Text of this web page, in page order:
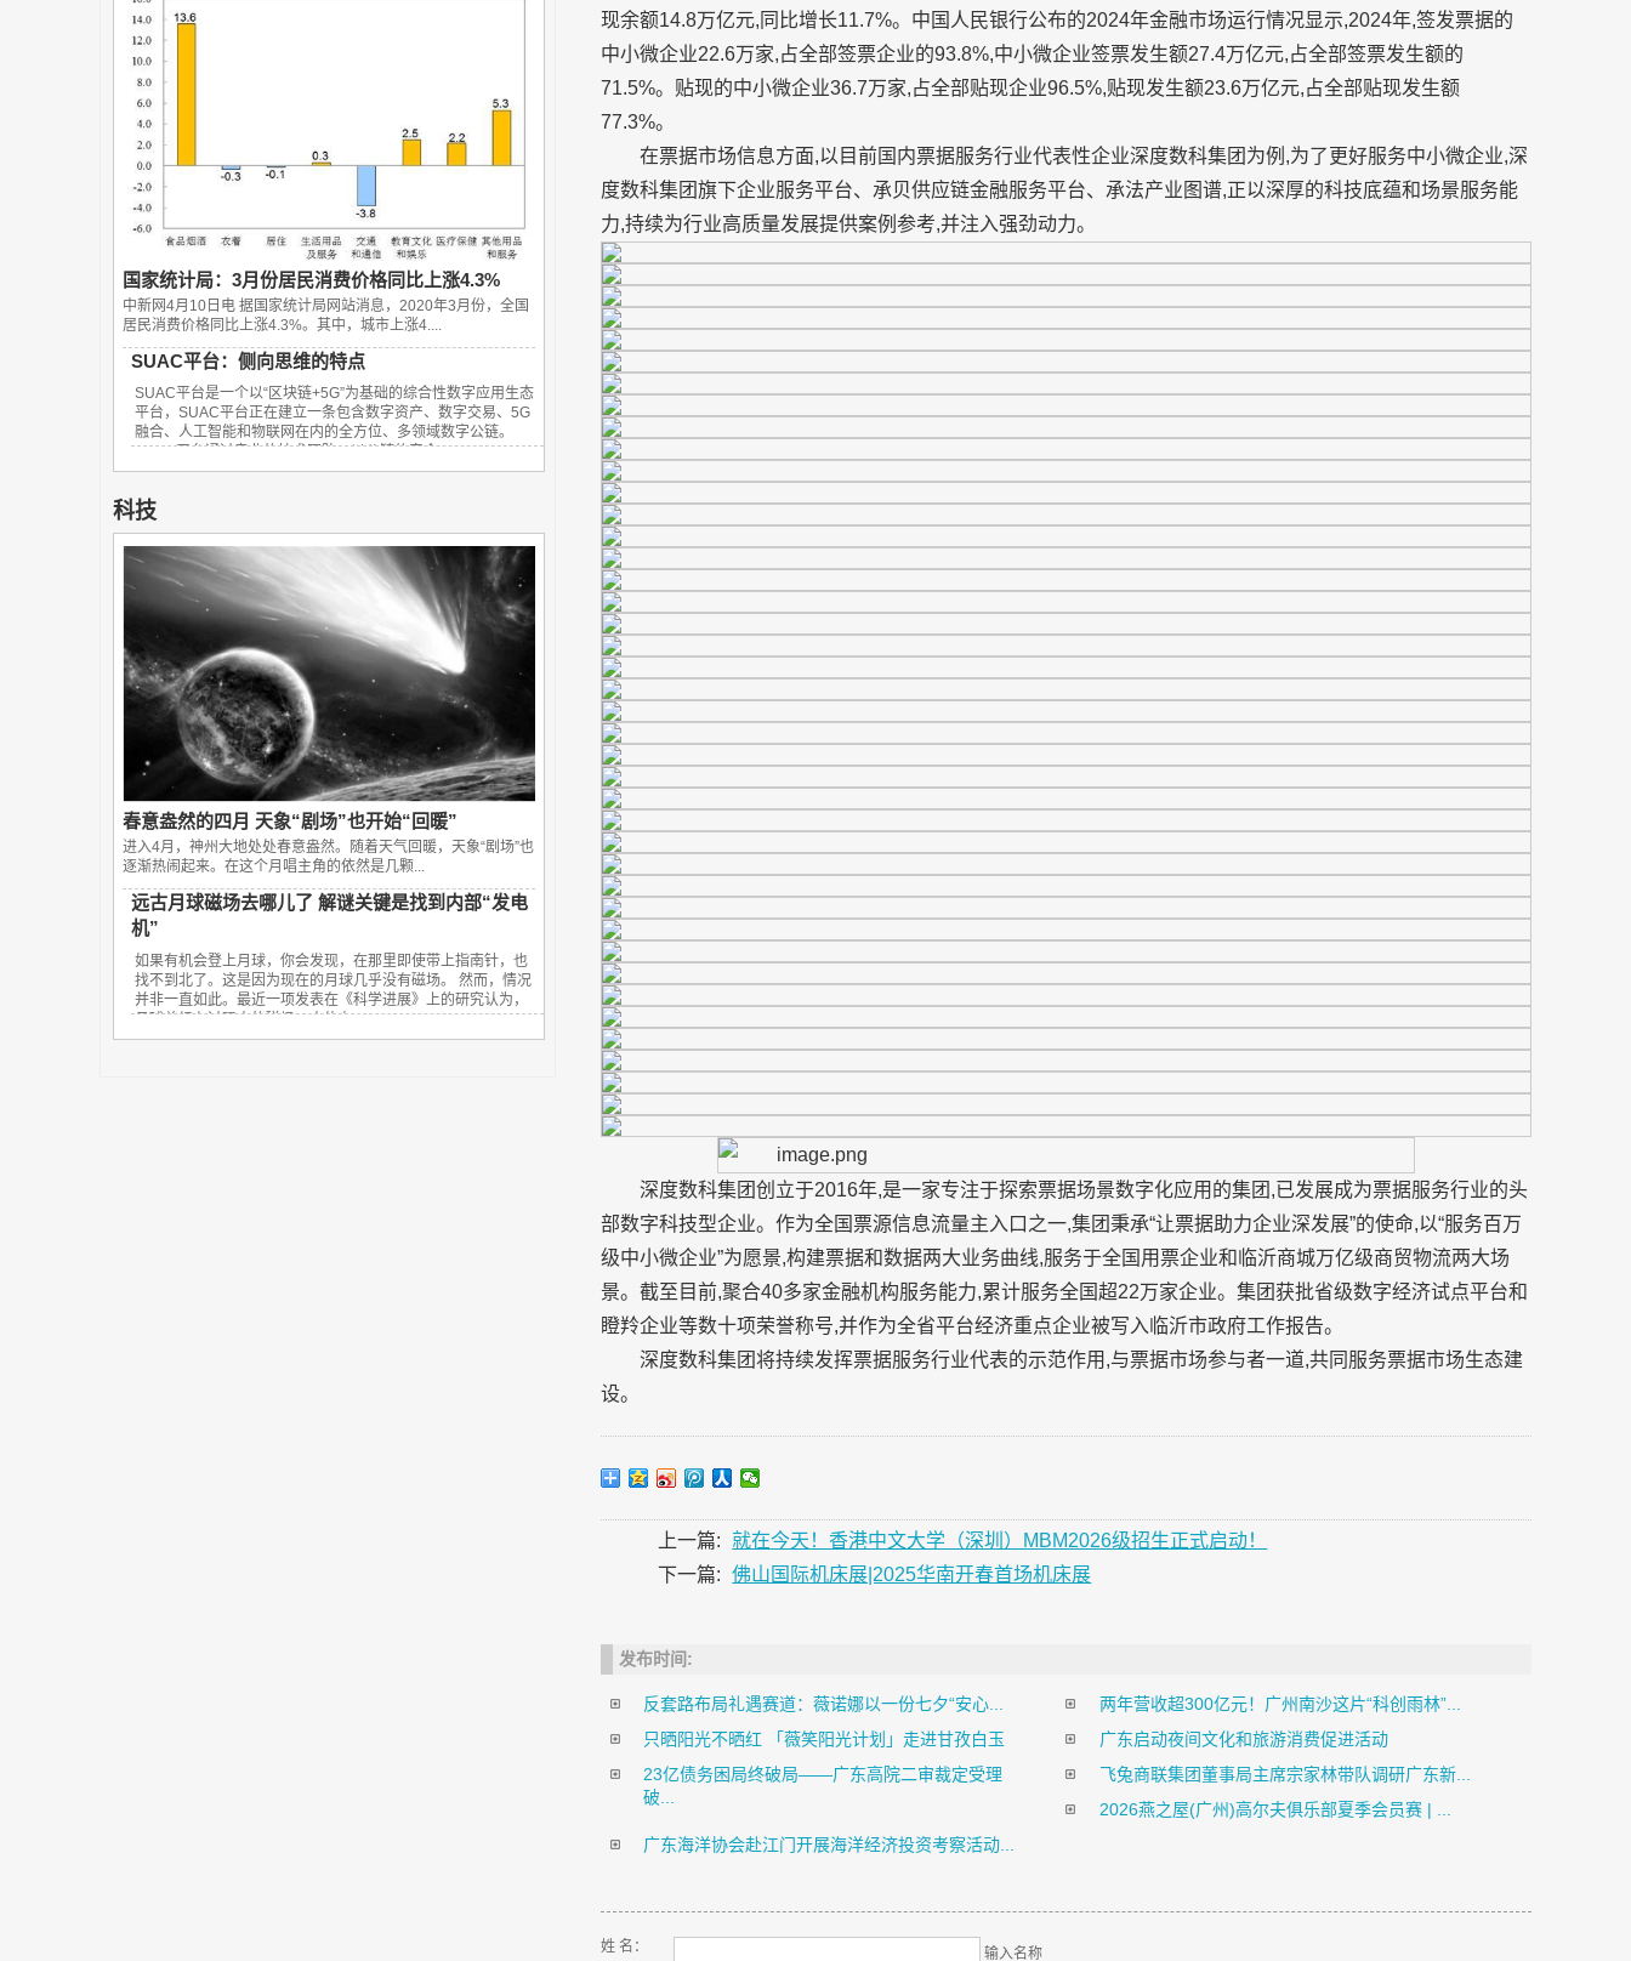
国家统计局：3月份居民消费价格同比上涨4.3%
中新网4月10日电 据国家统计局网站消息，2020年3月份，全国
居民消费价格同比上涨4.3%。其中，城市上涨4....
SUAC平台：侧向思维的特点
SUAC平台是一个以“区块链+5G”为基础的综合性数字应用生态
平台，SUAC平台正在建立一条包含数字资产、数字交易、5G
融合、人工智能和物联网在内的全方位、多领域数字公链。
SUAC平台通过专业的技术团队，以公链的安全...
科技
春意盎然的四月 天象“剧场”也开始“回暖”
进入4月，神州大地处处春意盎然。随着天气回暖，天象“剧场”也
逐渐热闹起来。在这个月唱主角的依然是几颗...
远古月球磁场去哪儿了 解谜关键是找到内部“发电
机”
如果有机会登上月球，你会发现，在那里即使带上指南针，也
找不到北了。这是因为现在的月球几乎没有磁场。 然而，情况
并非一直如此。最近一项发表在《科学进展》上的研究认为，
月球曾经有过强大的磁场，大约在...
现余额14.8万亿元,同比增长11.7%。中国人民银行公布的2024年金融市场运行情况显示,2024年,签发票据的
中小微企业22.6万家,占全部签票企业的93.8%,中小微企业签票发生额27.4万亿元,占全部签票发生额的
71.5%。贴现的中小微企业36.7万家,占全部贴现企业96.5%,贴现发生额23.6万亿元,占全部贴现发生额
77.3%。
在票据市场信息方面,以目前国内票据服务行业代表性企业深度数科集团为例,为了更好服务中小微企业,深
度数科集团旗下企业服务平台、承贝供应链金融服务平台、承法产业图谱,正以深厚的科技底蕴和场景服务能
力,持续为行业高质量发展提供案例参考,并注入强劲动力。
深度数科集团创立于2016年,是一家专注于探索票据场景数字化应用的集团,已发展成为票据服务行业的头
部数字科技型企业。作为全国票源信息流量主入口之一,集团秉承“让票据助力企业深发展”的使命,以“服务百万
级中小微企业”为愿景,构建票据和数据两大业务曲线,服务于全国用票企业和临沂商城万亿级商贸物流两大场
景。截至目前,聚合40多家金融机构服务能力,累计服务全国超22万家企业。集团获批省级数字经济试点平台和
瞪羚企业等数十项荣誉称号,并作为全省平台经济重点企业被写入临沂市政府工作报告。
深度数科集团将持续发挥票据服务行业代表的示范作用,与票据市场参与者一道,共同服务票据市场生态建
设。
上一篇:
就在今天！香港中文大学（深圳）MBM2026级招生正式启动！
下一篇:
佛山国际机床展|2025华南开春首场机床展
发布时间:
反套路布局礼遇赛道：薇诺娜以一份七夕“安心...
两年营收超300亿元！广州南沙这片“科创雨林”...
只晒阳光不晒红 「薇笑阳光计划」走进甘孜白玉
广东启动夜间文化和旅游消费促进活动
23亿债务困局终破局——广东高院二审裁定受理
破...
飞兔商联集团董事局主席宗家林带队调研广东新...
2026燕之屋(广州)高尔夫俱乐部夏季会员赛 | ...
广东海洋协会赴江门开展海洋经济投资考察活动...
姓 名： 输入名称